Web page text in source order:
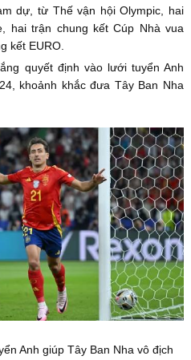
dự, từ Thế vận hội Olympic, hai
hai trận chung kết Cúp Nhà vua
kết EURO.
quyết định vào lưới tuyển Anh
khoảnh khắc đưa Tây Ban Nha
Anh giúp Tây Ban Nha vô địch